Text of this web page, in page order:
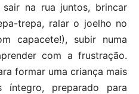
na rua juntos, brincar
trepa, ralar o joelho no
capacete!), subir numa
com a frustração.
formar uma criança mais
preparado para